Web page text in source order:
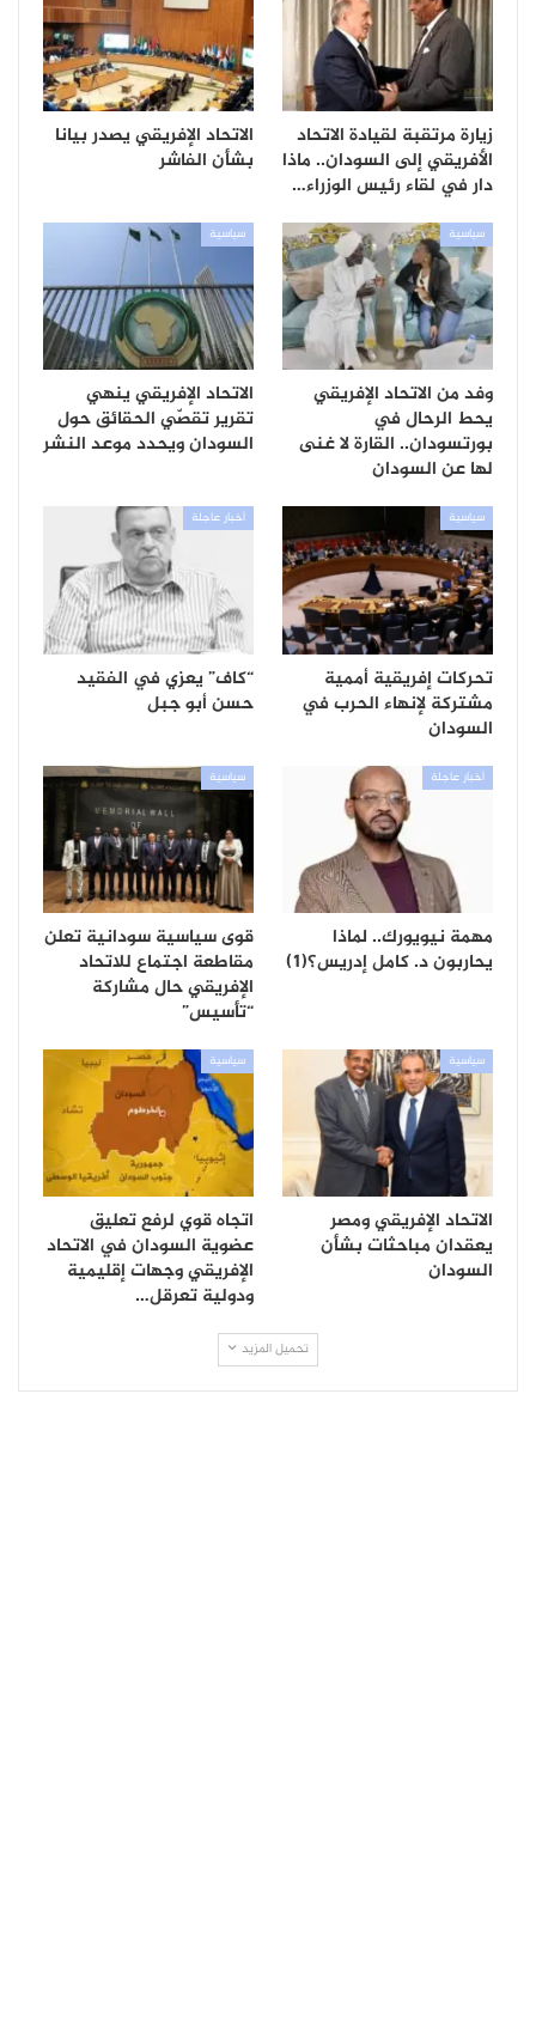
زيارة مرتقبة لقيادة الاتحاد
الأفريقي إلى السودان.. ماذا
دار في لقاء رئيس الوزراء…
الاتحاد الإفريقي يصدر بيانا
بشأن الفاشر
سياسية
وفد من الاتحاد الإفريقي
يحط الرحال في
بورتسودان.. القارة لا غنى
لها عن السودان
سياسية
الاتحاد الإفريقي ينهي
تقرير تقصّي الحقائق حول
السودان ويحدد موعد النشر
سياسية
تحركات إفريقية أممية
مشتركة لإنهاء الحرب في
السودان
أخبار عاجلة
“كاف” يعزي في الفقيد
حسن أبو جبل
أخبار عاجلة
مهمة نيويورك.. لماذا
يحاربون د. كامل إدريس؟(1)
سياسية
قوى سياسية سودانية تعلن
مقاطعة اجتماع للاتحاد
الإفريقي حال مشاركة
“تأسيس”
سياسية
الاتحاد الإفريقي ومصر
يعقدان مباحثات بشأن
السودان
سياسية
اتجاه قوي لرفع تعليق
عضوية السودان في الاتحاد
الإفريقي وجهات إقليمية
ودولية تعرقل…
تحميل المزيد